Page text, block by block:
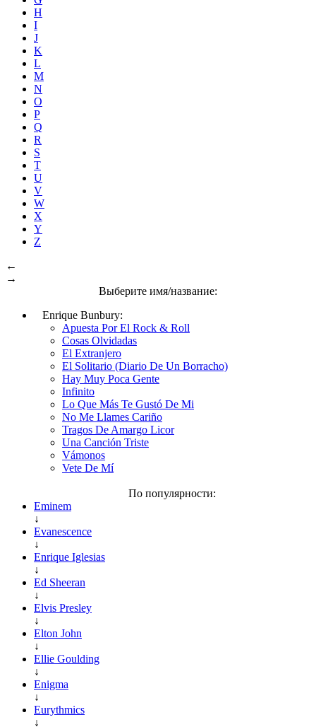
H
I
J
K
L
M
N
O
P
Q
R
S
T
U
V
W
X
Y
Z
←
→
Выберите имя/название:
Enrique Bunbury:
Apuesta Por El Rock & Roll
Cosas Olvidadas
El Extranjero
El Solitario (Diario De Un Borracho)
Hay Muy Poca Gente
Infinito
Lo Que Más Te Gustó De Mi
No Me Llames Cariño
Tragos De Amargo Licor
Una Canción Triste
Vámonos
Vete De Mí
По популярности:
Eminem
↓
Evanescence
↓
Enrique Iglesias
↓
Ed Sheeran
↓
Elvis Presley
↓
Elton John
↓
Ellie Goulding
↓
Enigma
↓
Eurythmics
↓